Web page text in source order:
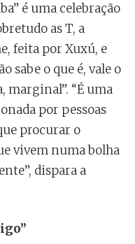
é uma celebração
as T, a
feita por Xuxú, e
sabe o que é, vale o
marginal”. “É uma
por pessoas
procurar o
vivem numa bolha
dispara a